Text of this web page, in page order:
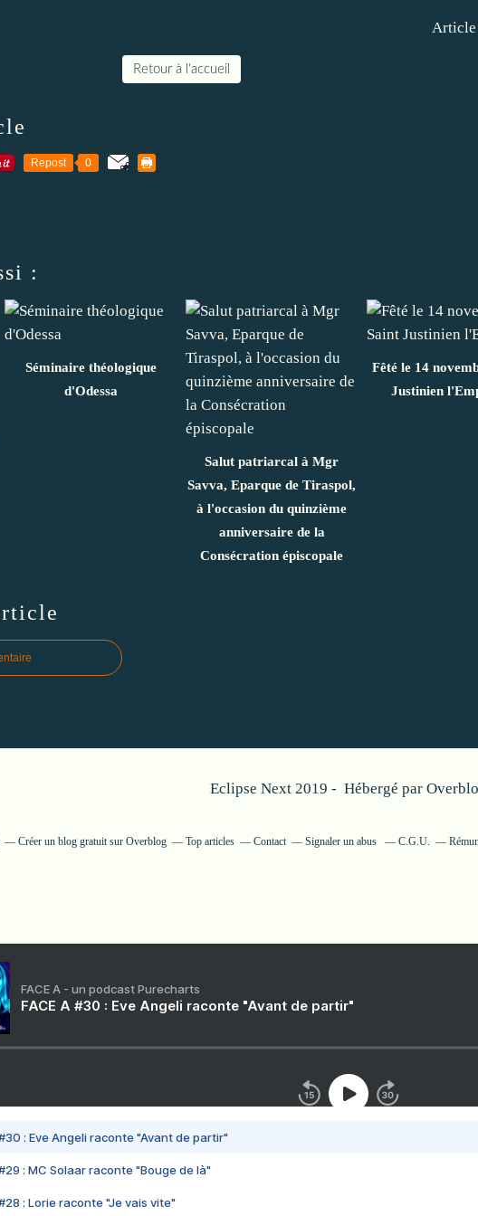
Article
Retour à l'accueil
Repost 0
:
Séminaire théologique
d'Odessa
Salut patriarcal à Mgr
Savva, Eparque de Tiraspol,
à l'occasion du quinzième
anniversaire de la
Consécration épiscopale
Fêté le 14
Justinien
Eclipse Next 2019 - Hébergé par
Créer un blog gratuit sur Overblog Top articles Contact Signaler un abus C.G.U.
FACE A - un podcast Purecharts
FACE A #30 : Eve Angeli raconte "Avant de partir"
: Eve Angeli raconte "Avant de partir"
: MC Solaar raconte "Bouge de là"
: Lorie raconte "Je vais vite"